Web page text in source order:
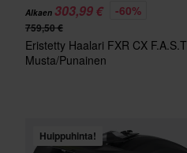
Alkaen 303,99 € -60%
759,50 €
Eristetty Haalari FXR CX F.A.S.T.
Musta/Punainen
Huippuhinta!